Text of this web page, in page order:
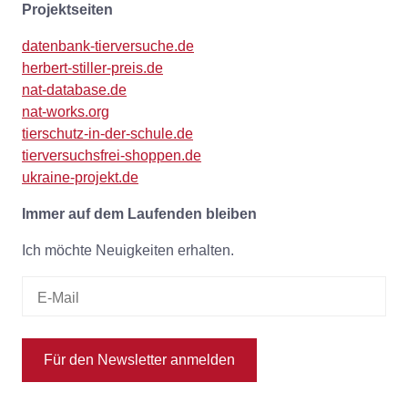
Projektseiten
datenbank-tierversuche.de
herbert-stiller-preis.de
nat-database.de
nat-works.org
tierschutz-in-der-schule.de
tierversuchsfrei-shoppen.de
ukraine-projekt.de
Immer auf dem Laufenden bleiben
Ich möchte Neuigkeiten erhalten.
Für den Newsletter anmelden